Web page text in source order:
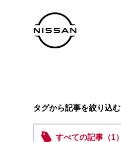
タグから記事を絞り込む
すべての記事（1）